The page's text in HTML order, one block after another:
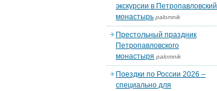
экскурсии в Петропавловский
монастырь palomnik
Престольный праздник
Петропавловского
монастыря palomnik
Поездки по России 2026 –
специально для